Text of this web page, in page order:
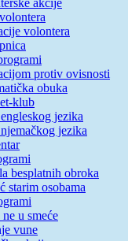
volontera
protiv ovisnosti
obuka
klub
jezika
jezika
besplatnih obroka
starim osobama
u smeće
vune